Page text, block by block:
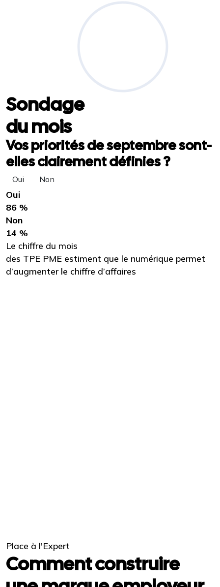
Sondage
du mois
Vos priorités de septembre sont-
elles clairement définies ?
Oui Non
Oui
86 %
Non
14 %
Le chiffre du mois
des TPE PME estiment que le numérique permet
d’augmenter le chiffre d’affaires
Place à l'Expert
Comment construire